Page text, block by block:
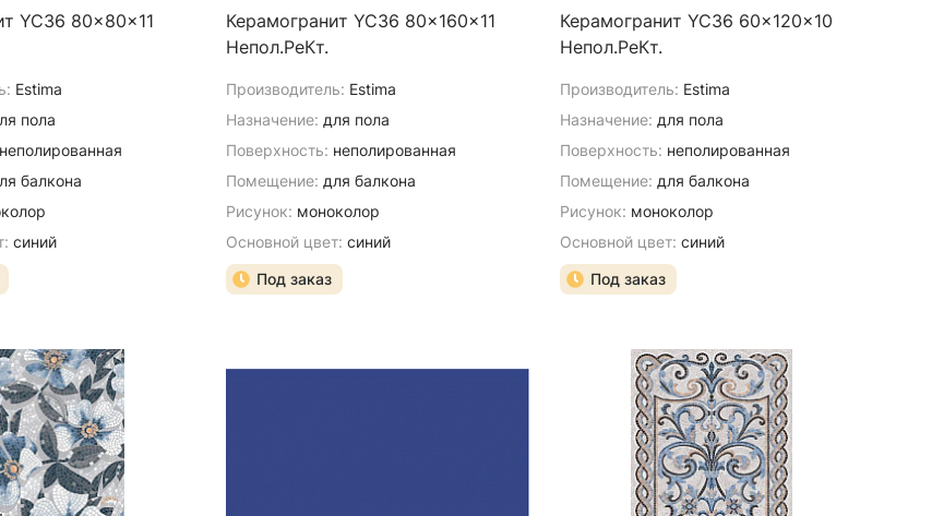
YC36 80x80x11
Estima
пола
неполированная
балкона
синий
Керамогранит YC36 80x160x11
Непол.РеКт.
Производитель: Estima
Назначение: для пола
Поверхность: неполированная
Помещение: для балкона
Рисунок: моноколор
Основной цвет: синий
Под заказ
Керамогранит YC36 60x120x10
Непол.РеКт.
Производитель: Estima
Назначение: для пола
Поверхность: неполированная
Помещение: для балкона
Рисунок: моноколор
Основной цвет: синий
Под заказ